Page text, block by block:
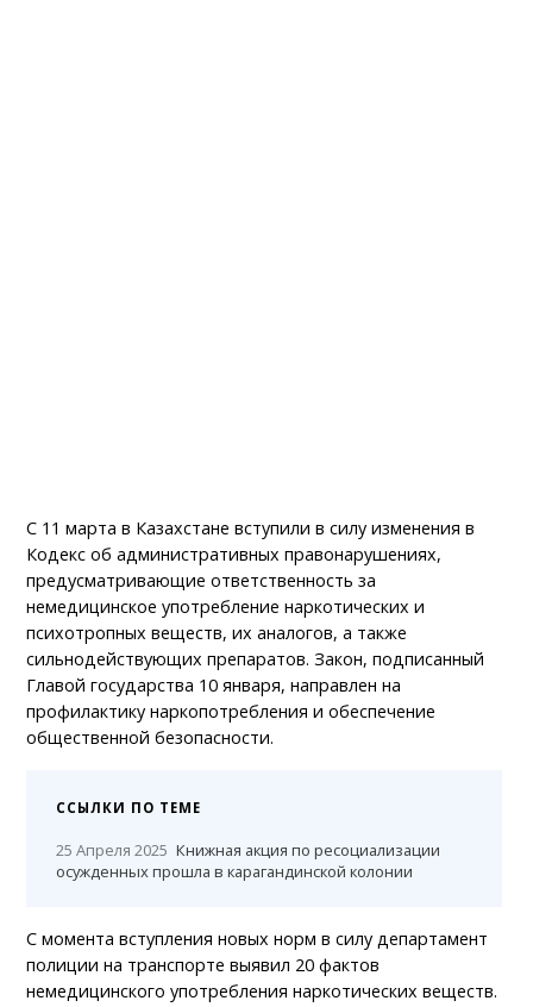
С 11 марта в Казахстане вступили в силу изменения в
Кодекс об административных правонарушениях,
предусматривающие ответственность за
немедицинское употребление наркотических и
психотропных веществ, их аналогов, а также
сильнодействующих препаратов. Закон, подписанный
Главой государства 10 января, направлен на
профилактику наркопотребления и обеспечение
общественной безопасности.
ССЫЛКИ ПО ТЕМЕ
25 Апреля 2025 Книжная акция по ресоциализации
осужденных прошла в карагандинской колонии
С момента вступления новых норм в силу департамент
полиции на транспорте выявил 20 фактов
немедицинского употребления наркотических веществ.